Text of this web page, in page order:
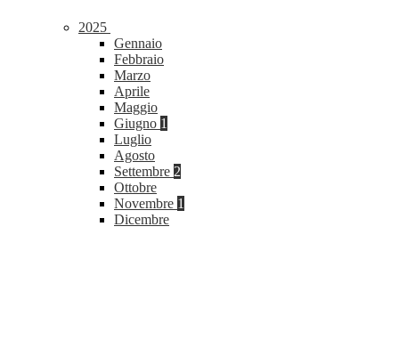
2025
Gennaio
Febbraio
Marzo
Aprile
Maggio
Giugno 1
Luglio
Agosto
Settembre 2
Ottobre
Novembre 1
Dicembre